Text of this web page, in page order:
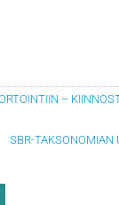
–
SBR-TAKSONOMIAN